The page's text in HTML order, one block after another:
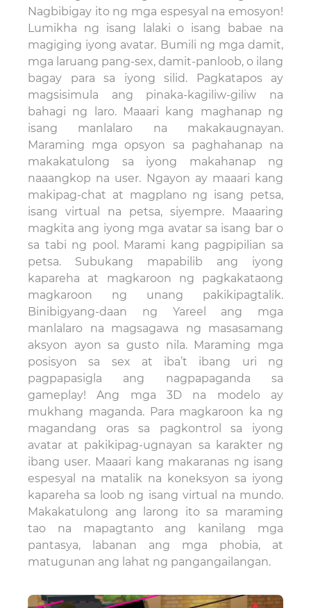
Nagbibigay ito ng mga espesyal na emosyon!
Lumikha ng isang lalaki o isang babae na
magiging iyong avatar. Bumili ng mga damit,
mga laruang pang-sex, damit-panloob, o ilang
bagay para sa iyong silid. Pagkatapos ay
magsisimula ang pinaka-kagiliw-giliw na
bahagi ng laro. Maaari kang maghanap ng
isang manlalaro na makakaugnayan.
Maraming mga opsyon sa paghahanap na
makakatulong sa iyong makahanap ng
naaangkop na user. Ngayon ay maaari kang
makipag-chat at magplano ng isang petsa,
isang virtual na petsa, siyempre. Maaaring
magkita ang iyong mga avatar sa isang bar o
sa tabi ng pool. Marami kang pagpipilian sa
petsa. Subukang mapabilib ang iyong
kapareha at magkaroon ng pagkakataong
magkaroon ng unang pakikipagtalik.
Binibigyang-daan ng Yareel ang mga
manlalaro na magsagawa ng masasamang
aksyon ayon sa gusto nila. Maraming mga
posisyon sa sex at iba’t ibang uri ng
pagpapasigla ang nagpapaganda sa
gameplay! Ang mga 3D na modelo ay
mukhang maganda. Para magkaroon ka ng
magandang oras sa pagkontrol sa iyong
avatar at pakikipag-ugnayan sa karakter ng
ibang user. Maaari kang makaranas ng isang
espesyal na matalik na koneksyon sa iyong
kapareha sa loob ng isang virtual na mundo.
Makakatulong ang larong ito sa maraming
tao na mapagtanto ang kanilang mga
pantasya, labanan ang mga phobia, at
matugunan ang lahat ng pangangailangan.